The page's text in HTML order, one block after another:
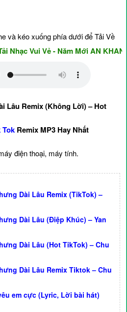
và kéo xuống phía dưới để Tải Về
Vui Vẻ - Năm Mới AN KHANG &
Lâu Remix (Không Lời) – Hot
Tok Remix MP3 Hay Nhất
điện thoại, máy tính.
Dài Lâu Remix (TikTok) –
Dài Lâu (Điệp Khúc) – Yan
Dài Lâu (Hot TikTok) – Chu
Dài Lâu Remix Tiktok – Chu
em cực (Lyric, Lời bài hát)